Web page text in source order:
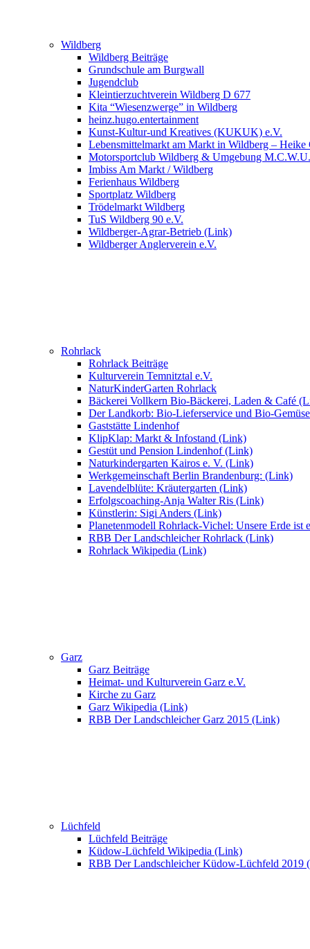
Wildberg
Wildberg Beiträge
Grundschule am Burgwall
Jugendclub
Kleintierzuchtverein Wildberg D 677
Kita “Wiesenzwerge” in Wildberg
heinz.hugo.entertainment
Kunst-Kultur-und Kreatives (KUKUK) e.V.
Lebensmittelmarkt am Markt in Wildberg – Heike
Motorsportclub Wildberg & Umgebung M.C.W.U.
Imbiss Am Markt / Wildberg
Ferienhaus Wildberg
Sportplatz Wildberg
Trödelmarkt Wildberg
TuS Wildberg 90 e.V.
Wildberger-Agrar-Betrieb (Link)
Wildberger Anglerverein e.V.
Rohrlack
Rohrlack Beiträge
Kulturverein Temnitztal e.V.
NaturKinderGarten Rohrlack
Bäckerei Vollkern Bio-Bäckerei, Laden & Café
Der Landkorb: Bio-Lieferservice und Bio-
Gaststätte Lindenhof
KlipKlap: Markt & Infostand (Link)
Gestüt und Pension Lindenhof (Link)
Naturkindergarten Kairos e. V. (Link)
Werkgemeinschaft Berlin Brandenburg: (Link)
Lavendelblüte: Kräutergarten (Link)
Erfolgscoaching-Anja Walter Ris (Link)
Künstlerin: Sigi Anders (Link)
Planetenmodell Rohrlack-Vichel: Unsere Erde ist
RBB Der Landschleicher Rohrlack (Link)
Rohrlack Wikipedia (Link)
Garz
Garz Beiträge
Heimat- und Kulturverein Garz e.V.
Kirche zu Garz
Garz Wikipedia (Link)
RBB Der Landschleicher Garz 2015 (Link)
Lüchfeld
Lüchfeld Beiträge
Küdow-Lüchfeld Wikipedia (Link)
RBB Der Landschleicher Küdow-Lüchfeld 2019